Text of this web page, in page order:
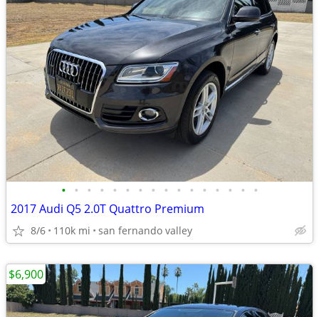
• • • • • • • • • • • • • • • •
2017 Audi Q5 2.0T Quattro Premium
8/6 110k mi san fernando valley
$6,900